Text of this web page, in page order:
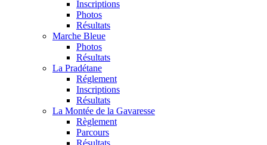
Inscriptions
Photos
Résultats
Marche Bleue
Photos
Résultats
La Pradétane
Réglement
Inscriptions
Résultats
La Montée de la Gavaresse
Règlement
Parcours
Résultats